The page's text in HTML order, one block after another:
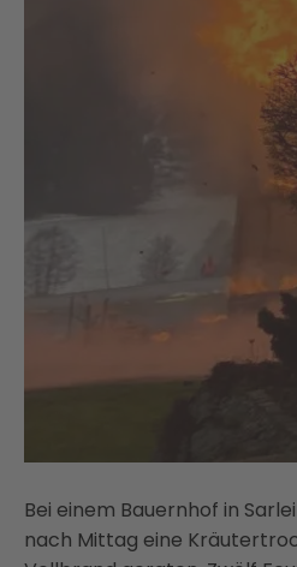
Bei einem Bauernhof in
nach Mittag eine